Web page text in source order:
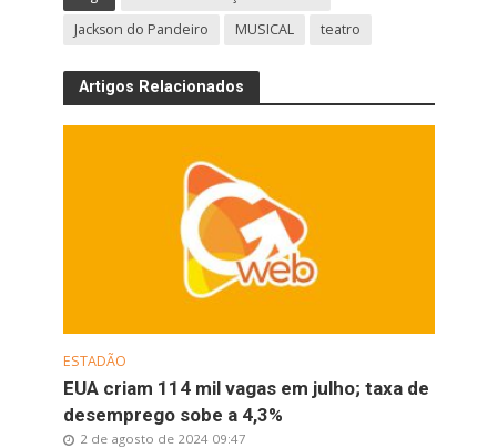
Jackson do Pandeiro
MUSICAL teatro
Artigos Relacionados
ESTADÃO
EUA criam 114 mil vagas em julho; taxa de
desemprego sobe a 4,3%
2 de agosto de 2024 09:47